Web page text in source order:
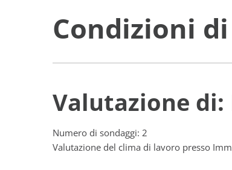
Condizioni
Valutazione di:
Numero di sondaggi: 2
Valutazione del clima di lavoro presso